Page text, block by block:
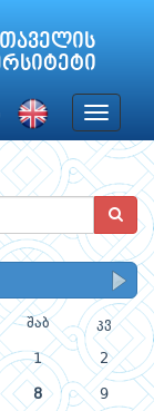
Toggle
შაბ კვ
1 2
8 9